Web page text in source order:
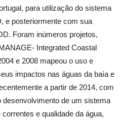
para utilização do sistema
e posteriormente com sua
Foram inúmeros projetos,
Integrated Coastal
e 2008 mapeou o uso e
impactos nas águas da baía e
a partir de 2014, com
desenvolvimento de um sistema
e qualidade da água,